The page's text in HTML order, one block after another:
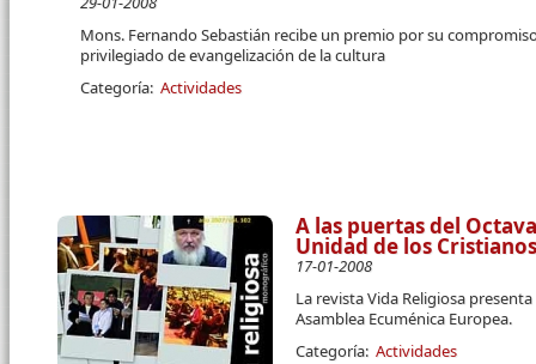
Mons. Fernando Sebastián recibe un premio por su
privilegiado de evangelización de la cultura
Categoría: Actividades
A las puertas del
Unidad de los
17-01-2008
La revista Vida Religiosa
Asamblea Ecuménica Europea.
Categoría: Actividades